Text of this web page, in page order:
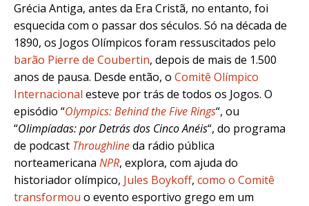
Grécia Antiga, antes da Era Cristã, no entanto, foi
esquecida com o passar dos séculos. Só na década de
1890, os Jogos Olímpicos foram ressuscitados pelo
barão Pierre de Coubertin, depois de mais de 1.500
anos de pausa. Desde então, o Comitê Olímpico
Internacional esteve por trás de todos os Jogos. O
episódio “Olympics: Behind the Five Rings“, ou
“Olimpíadas: por Detrás dos Cinco Anéis“, do programa
de podcast Throughlineda rádio pública
norteamericana NPR, explora, com ajuda do
historiador olímpico, Jules Boykoff, como o Comitê
transformou o evento esportivo grego em um